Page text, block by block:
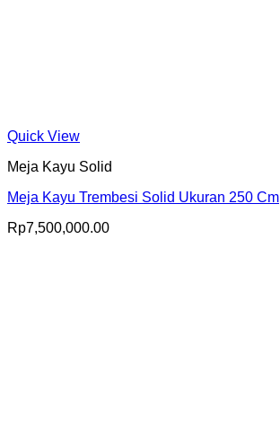
Quick View
Meja Kayu Solid
Meja Kayu Trembesi Solid Ukuran 250 Cm
Rp7,500,000.00